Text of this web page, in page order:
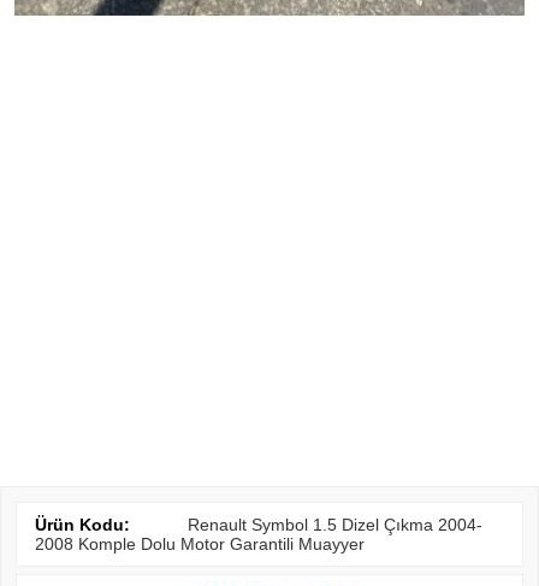
Ürün Kodu:
Renault Symbol 1.5 Dizel Çıkma 2004-
2008 Komple Dolu Motor Garantili Muayyer